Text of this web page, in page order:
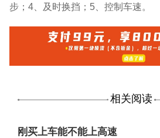
步；4、及时换挡；5、控制车速。
相关阅读
刚买上车能不能上高速